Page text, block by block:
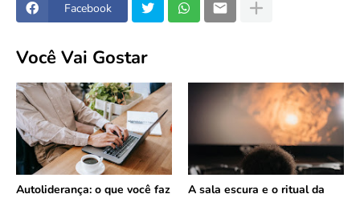
Facebook
Você Vai Gostar
Autoliderança: o que você faz
A sala escura e o ritual da